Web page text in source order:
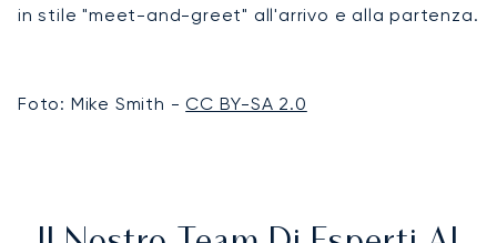
in stile "meet-and-greet" all'arrivo e alla partenza.
Foto: Mike Smith -CC BY-SA 2.0